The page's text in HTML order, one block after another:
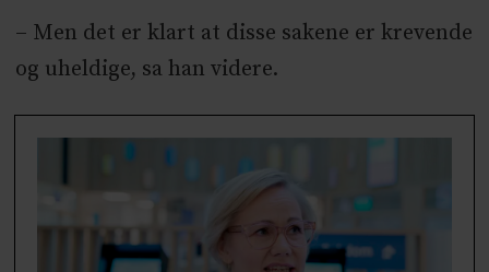
– Men det er klart at disse sakene er krevende
og uheldige, sa han videre.